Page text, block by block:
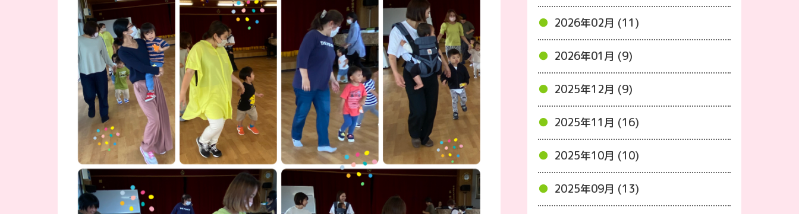
2026年02月 (11)
2026年01月 (9)
2025年12月 (9)
2025年11月 (16)
2025年10月 (10)
2025年09月 (13)